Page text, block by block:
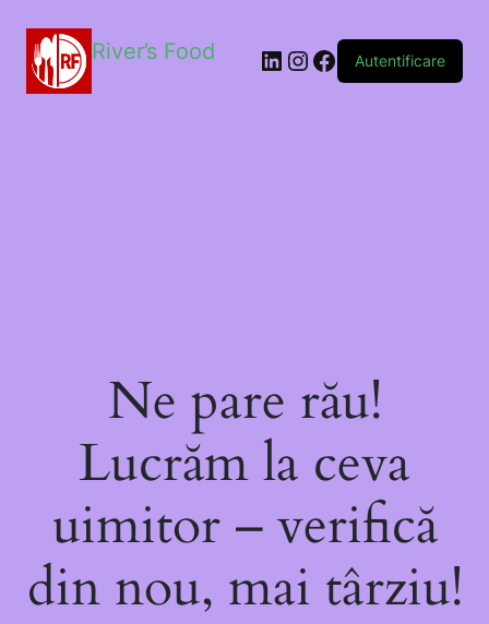
River’s Food Autentificare
Ne pare rău!
Lucrăm la ceva
uimitor – verifică
din nou, mai târziu!